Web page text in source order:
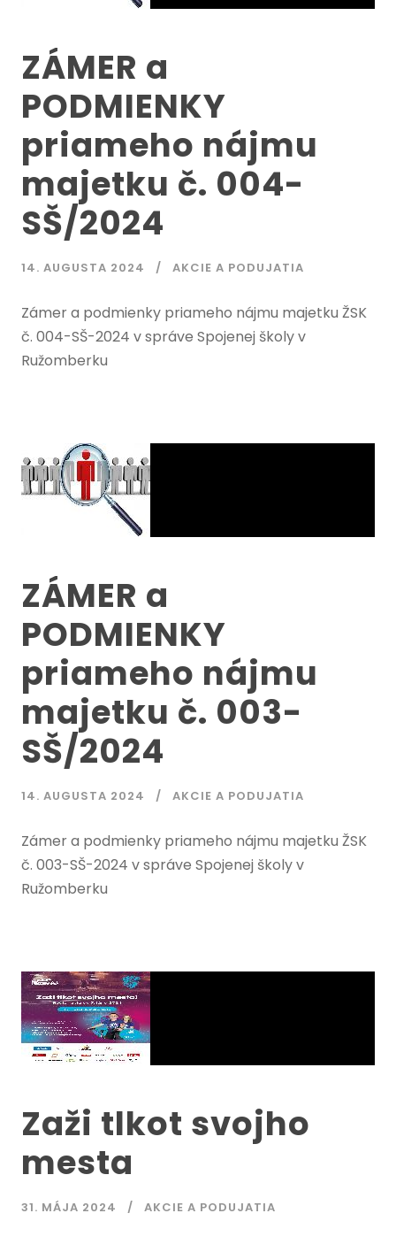
ZÁMER a
PODMIENKY
priameho nájmu
majetku č. 004-
SŠ/2024
14. AUGUSTA 2024 AKCIE A PODUJATIA
Zámer a podmienky priameho nájmu majetku ŽSK
č. 004-SŠ-2024 v správe Spojenej školy v
Ružomberku
ZÁMER a
PODMIENKY
priameho nájmu
majetku č. 003-
SŠ/2024
14. AUGUSTA 2024 AKCIE A PODUJATIA
Zámer a podmienky priameho nájmu majetku ŽSK
č. 003-SŠ-2024 v správe Spojenej školy v
Ružomberku
Zaži tlkot svojho
mesta
31. MÁJA 2024 AKCIE A PODUJATIA